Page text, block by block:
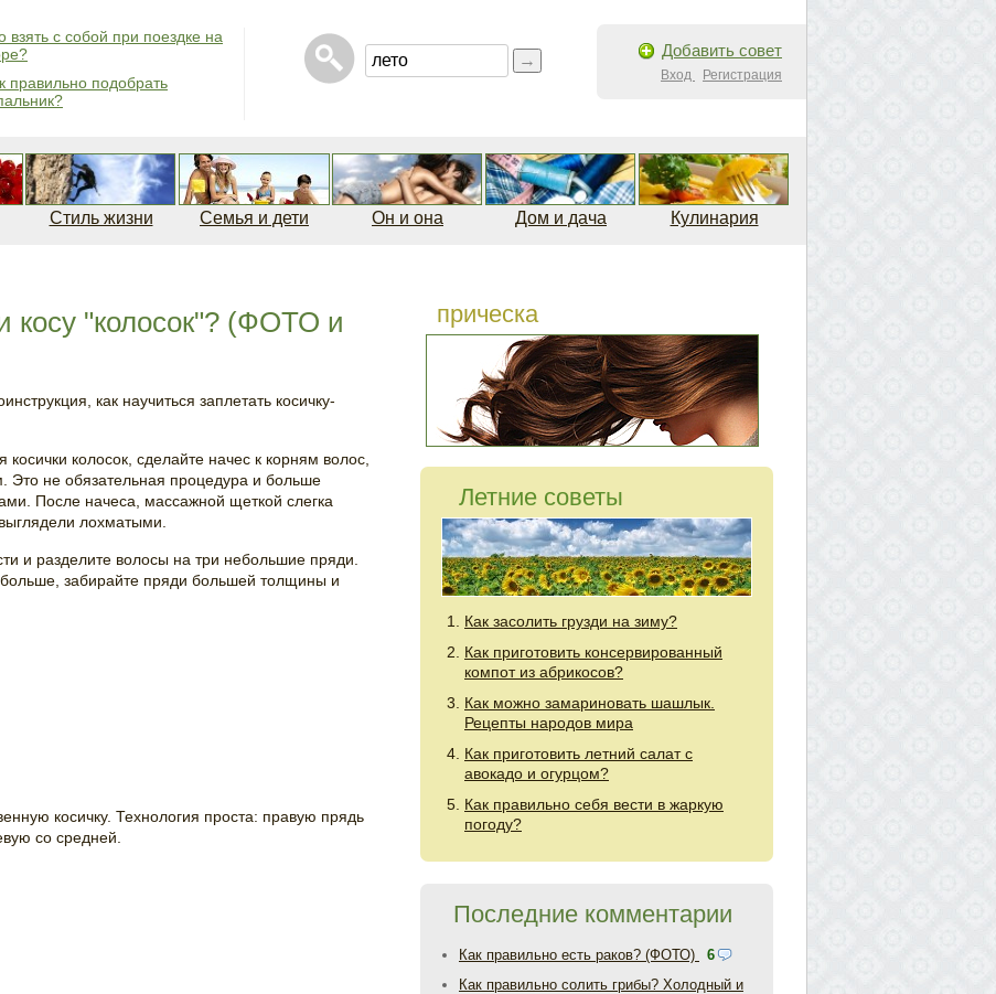
взять с собой при поездке на
правильно подобрать
Добавить совет
Вход Регистрация
Стиль жизни Семья и дети Он и она Дом и дача Кулинария
косу "колосок"? (ФОТО и
как научиться заплетать косичку-
колосок, сделайте начес к корням волос,
Это не обязательная процедура и больше
После начеса, массажной щеткой слегка
лохматыми.
и разделите волосы на три небольшие пряди.
забирайте пряди большей толщины и
косичку. Технология проста: правую прядь
со средней.
прическа
Летние советы
Как засолить грузди на зиму?
Как приготовить консервированный
компот из абрикосов?
Как можно замариновать шашлык.
Рецепты народов мира
Как приготовить летний салат с
авокадо и огурцом?
Как правильно себя вести в жаркую
погоду?
Последние комментарии
Как правильно есть раков? (ФОТО)
6
Как правильно солить грибы? Холодный и